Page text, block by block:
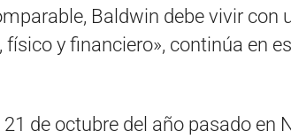
Baldwin debe vivir con
y financiero», continúa en
de octubre del año pasado en